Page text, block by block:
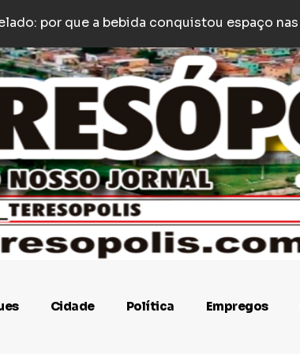
pé agredido com socos e empurrões após
Cidade Política Empregos